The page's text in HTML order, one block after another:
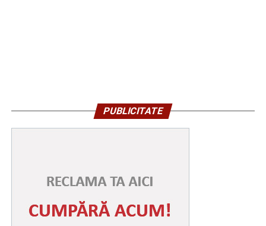
PUBLICITATE